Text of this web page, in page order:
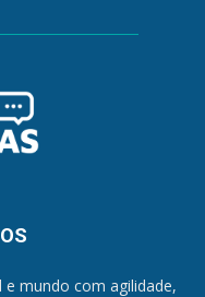
mundo com agilidade,